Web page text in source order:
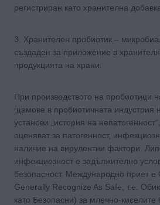
регистриран като хранителна
3. Хранителен пробиотик –
създаден за приложение в
продукцията на храни.
При производството на пробиотици
щамове в пробиотичната индустрия
установи „история на
оценяват за патогенност,
наличие на вирулентни фактори.
инфекциозност е задължително
безопасност. Международно приет е
Generally Recognize As Safe, т.e.
като Безопасни) за млечно-киселите